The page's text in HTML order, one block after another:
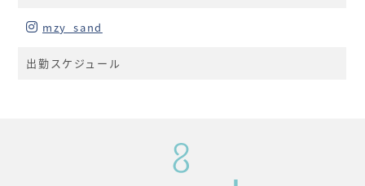
mzy_sand
出勤スケジュール